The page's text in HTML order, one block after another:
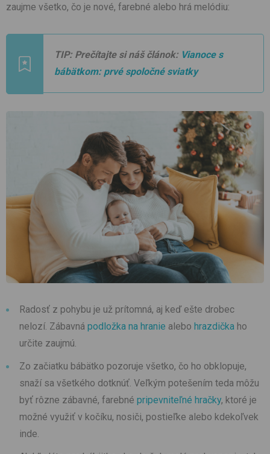
zaujme všetko, čo je nové, farebné alebo hrá melódiu:
TIP: Prečítajte si náš článok: Vianoce s
bábätkom: prvé spoločné sviatky
Radosť z pohybu je už prítomná, aj keď ešte drobec
nelozí. Zábavná podložka na hranie alebo hrazdička ho
určite zaujmú.
Zo začiatku bábätko pozoruje všetko, čo ho obklopuje,
snaží sa všetkého dotknúť. Veľkým potešením teda môžu
byť rôzne zábavné, farebné pripevniteľné hračky, ktoré je
možné využiť v kočíku, nosiči, postieľke alebo kdekoľvek
inde.